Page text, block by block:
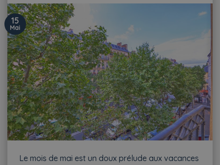
15
Mai
Le mois de mai est un doux prélude aux vacances